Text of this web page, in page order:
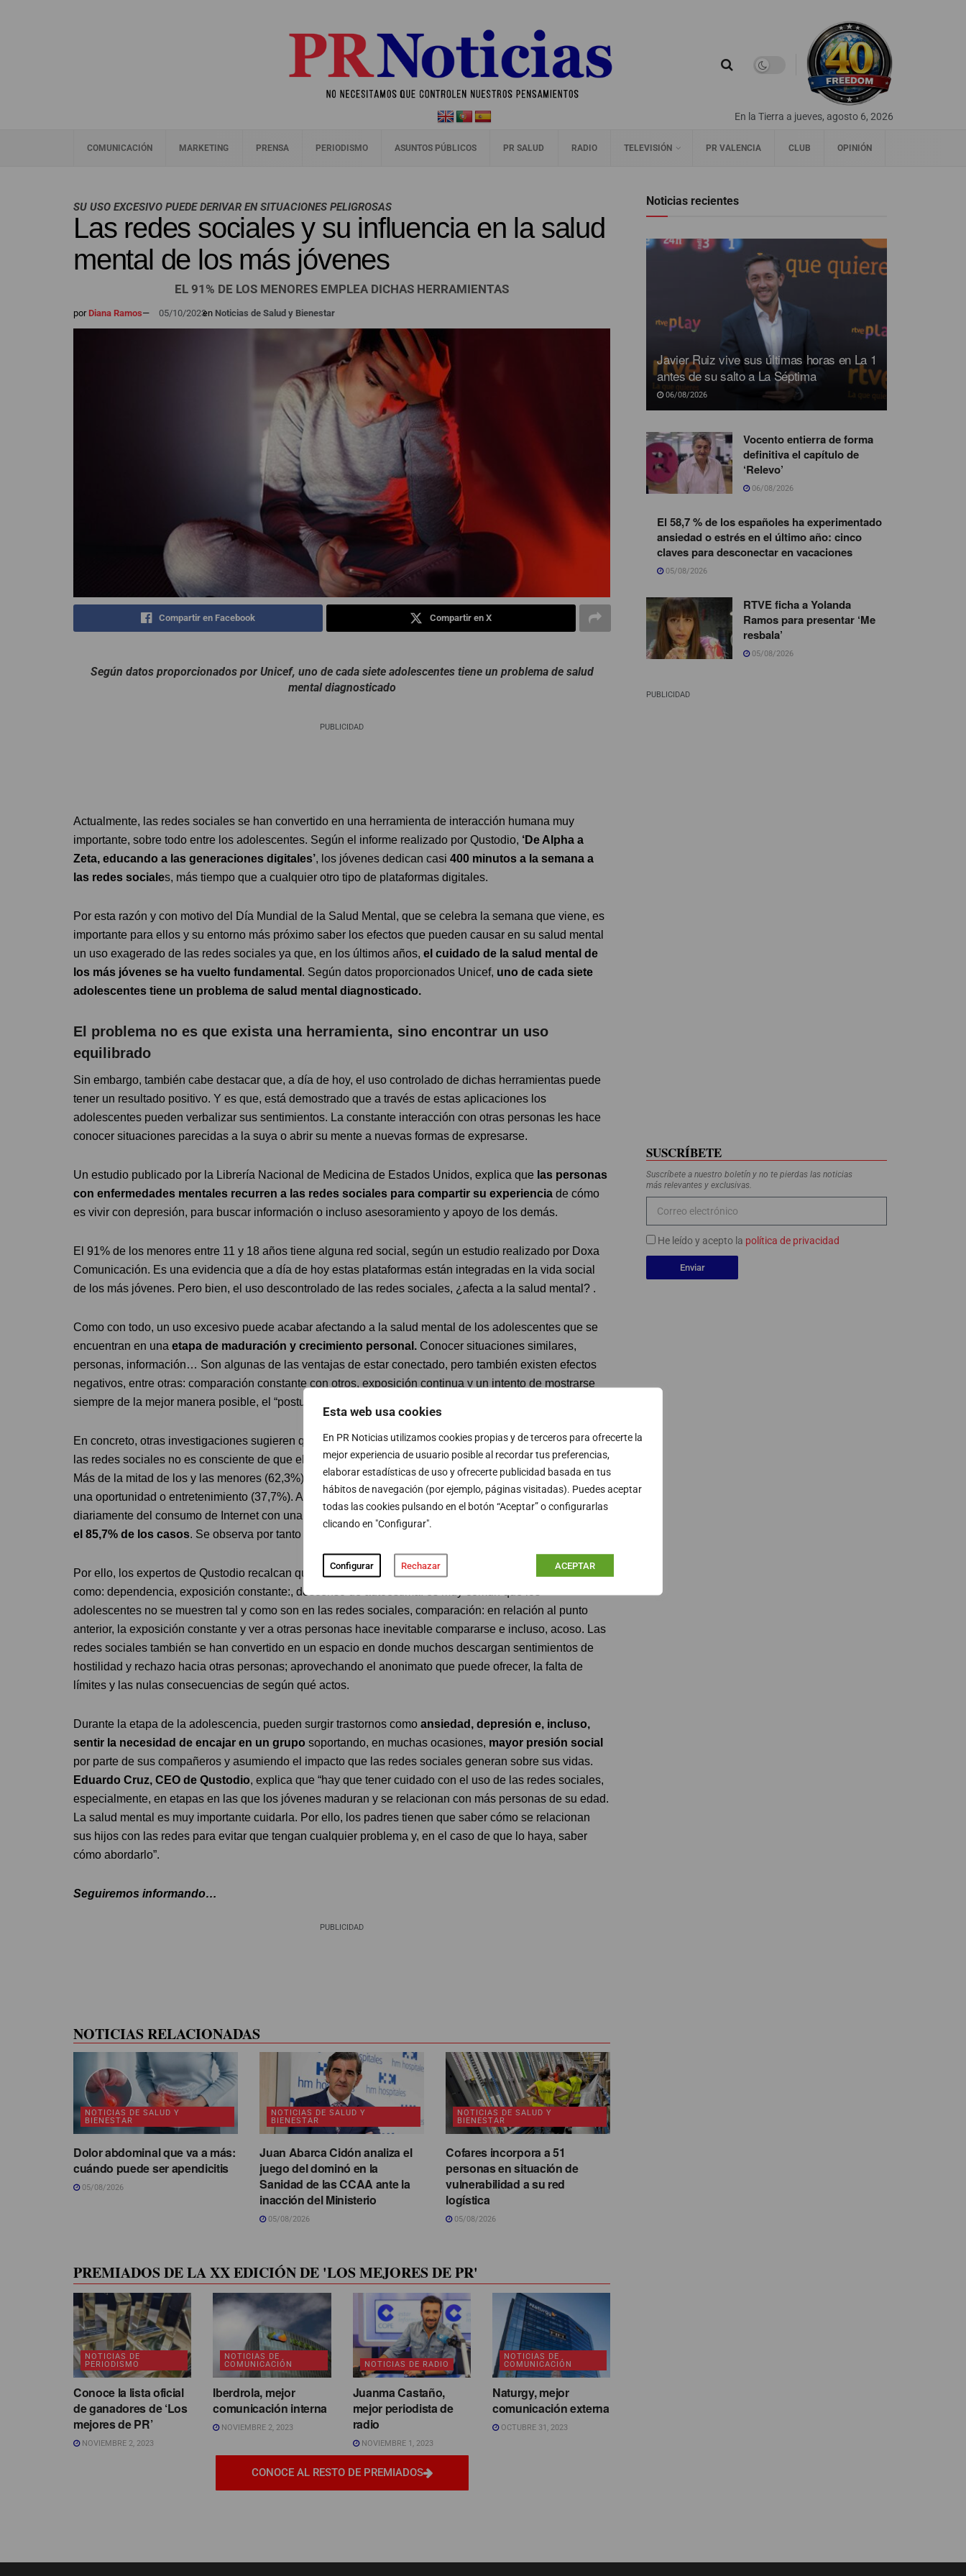
Esta web usa cookies
En PR Noticias utilizamos cookies propias y de terceros para ofrecerte la
mejor experiencia de usuario posible al recordar tus preferencias,
elaborar estadísticas de uso y ofrecerte publicidad basada en tus
hábitos de navegación (por ejemplo, páginas visitadas). Puedes aceptar
todas las cookies pulsando en el botón “Aceptar” o configurarlas
clicando en "Configurar".
Configurar Rechazar ACEPTAR
En la Tierra a jueves, agosto 6, 2026
COMUNICACIÓN MARKETING PRENSA PERIODISMO ASUNTOS PÚBLICOS PR SALUD RADIO TELEVISIÓN PR VALENCIA CLUB OPINIÓN
SU USO EXCESIVO PUEDE DERIVAR EN SITUACIONES PELIGROSAS
Las redes sociales y su influencia en la salud
mental de los más jóvenes
EL 91% DE LOS MENORES EMPLEA DICHAS HERRAMIENTAS
porDiana Ramos— 05/10/2023en Noticias de Salud y Bienestar
Compartir en Facebook Compartir en X
Según datos proporcionados por Unicef, uno de cada siete adolescentes tiene un problema de salud
mental diagnosticado
PUBLICIDAD
Actualmente, las redes sociales se han convertido en una herramienta de interacción humana muy
importante, sobre todo entre los adolescentes. Según el informe realizado por Qustodio, ‘De Alpha a
Zeta, educando a las generaciones digitales’, los jóvenes dedican casi 400 minutos a la semana a
las redes sociales, más tiempo que a cualquier otro tipo de plataformas digitales.
Por esta razón y con motivo del Día Mundial de la Salud Mental, que se celebra la semana que viene, es
importante para ellos y su entorno más próximo saber los efectos que pueden causar en su salud mental
un uso exagerado de las redes sociales ya que, en los últimos años, el cuidado de la salud mental de
los más jóvenes se ha vuelto fundamental . Según datos proporcionados Unicef, uno de cada siete
adolescentes tiene un problema de salud mental diagnosticado.
El problema no es que exista una herramienta, sino encontrar un uso
equilibrado
Sin embargo, también cabe destacar que, a día de hoy, el uso controlado de dichas herramientas puede
tener un resultado positivo. Y es que, está demostrado que a través de estas aplicaciones los
adolescentes pueden verbalizar sus sentimientos. La constante interacción con otras personas les hace
conocer situaciones parecidas a la suya o abrir su mente a nuevas formas de expresarse.
Un estudio publicado por la Librería Nacional de Medicina de Estados Unidos, explica que las personas
con enfermedades mentales recurren a las redes sociales para compartir su experiencia de cómo
es vivir con depresión, para buscar información o incluso asesoramiento y apoyo de los demás.
El 91% de los menores entre 11 y 18 años tiene alguna red social, según un estudio realizado por Doxa
Comunicación. Es una evidencia que a día de hoy estas plataformas están integradas en la vida social
de los más jóvenes. Pero bien, el uso descontrolado de las redes sociales, ¿afecta a la salud mental? .
Como con todo, un uso excesivo puede acabar afectando a la salud mental de los adolescentes que se
encuentran en una etapa de maduración y crecimiento personal. Conocer situaciones similares,
personas, información… Son algunas de las ventajas de estar conectado, pero también existen efectos
negativos, entre otras: comparación constante con otros, exposición continua y un intento de mostrarse
siempre de la mejor manera posible, el “postureo”.
En concreto, otras investigaciones sugieren que la mayoría (el 88%) de las personas jóvenes usuarias de
las redes sociales no es consciente de que el uso abusivo puede provocar problemas de salud mental.
Más de la mitad de los y las menores (62,3%) ven las redes sociales más como una amenaza que como
una oportunidad o entretenimiento (37,7%). Además, se ha observado que los y las centennials abusan
diariamente del consumo de Internet con una frecuencia reconocida de
uso mayor a 5 horas diarias en
el 85,7% de los casos. Se observa por tanto una exposición excesiva de menores de edad a Internet.
Por ello, los expertos de Qustodio recalcan que este uso excesivo puede derivar además en situaciones
como: dependencia, exposición constante:, descenso de autoestima: es muy común que los
adolescentes no se muestren tal y como son en las redes sociales, comparación: en relación al punto
anterior, la exposición constante y ver a otras personas hace inevitable compararse e incluso, acoso. Las
redes sociales también se han convertido en un espacio en donde muchos descargan sentimientos de
hostilidad y rechazo hacia otras personas; aprovechando el anonimato que puede ofrecer, la falta de
límites y las nulas consecuencias de según qué actos.
Durante la etapa de la adolescencia, pueden surgir trastornos como ansiedad, depresión e, incluso,
sentir la necesidad de encajar en un grupo soportando, en muchas ocasiones, mayor presión social
por parte de sus compañeros y asumiendo el impacto que las redes sociales generan sobre sus vidas.
Eduardo Cruz, CEO de Qustodio, explica que “hay que tener cuidado con el uso de las redes sociales,
especialmente, en etapas en las que los jóvenes maduran y se relacionan con más personas de su edad.
La salud mental es muy importante cuidarla. Por ello, los padres tienen que saber cómo se relacionan
sus hijos con las redes para evitar que tengan cualquier problema y, en el caso de que lo haya, saber
cómo abordarlo”.
Seguiremos informando…
PUBLICIDAD
NOTICIAS RELACIONADAS
NOTICIAS DE SALUD Y
BIENESTAR
Dolor abdominal que va a más:
cuándo puede ser apendicitis
05/08/2026
NOTICIAS DE SALUD Y
BIENESTAR
Juan Abarca Cidón analiza el
juego del dominó en la
Sanidad de las CCAA ante la
inacción del Ministerio
05/08/2026
NOTICIAS DE SALUD Y
BIENESTAR
Cofares incorpora a 51
personas en situación de
vulnerabilidad a su red
logística
05/08/2026
PREMIADOS DE LA XX EDICIÓN DE 'LOS MEJORES DE PR'
NOTICIAS DE
PERIODISMO
Conoce la lista oficial
de ganadores de ‘Los
mejores de PR’
NOVIEMBRE 2, 2023
NOTICIAS DE
COMUNICACIÓN
Iberdrola, mejor
comunicación interna
NOVIEMBRE 2, 2023
NOTICIAS DE RADIO
Juanma Castaño,
mejor periodista de
radio
NOVIEMBRE 1, 2023
NOTICIAS DE
COMUNICACIÓN
Naturgy, mejor
comunicación externa
OCTUBRE 31, 2023
CONOCE AL RESTO DE PREMIADOS
Noticias recientes
Javier Ruiz vive sus últimas horas en La 1
antes de su salto a La Séptima
06/08/2026
Vocento entierra de forma
definitiva el capítulo de
‘Relevo’
06/08/2026
El 58,7 % de los españoles ha experimentado
ansiedad o estrés en el último año: cinco
claves para desconectar en vacaciones
05/08/2026
RTVE ficha a Yolanda
Ramos para presentar ‘Me
resbala’
05/08/2026
PUBLICIDAD
SUSCRÍBETE
Suscríbete a nuestro boletín y no te pierdas las noticias
más relevantes y exclusivas.
He leído y acepto la política de privacidad
Enviar